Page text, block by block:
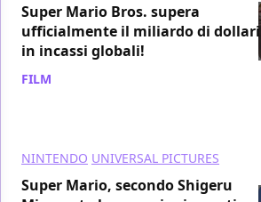
Super Mario Bros. supera
ufficialmente il miliardo di dollari
in incassi globali!
FILM
NINTENDO UNIVERSAL PICTURES
Super Mario, secondo Shigeru